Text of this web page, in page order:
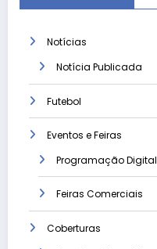
Notícias
Notícia Publicada
Futebol
Eventos e Feiras
Programação Digital
Feiras Comerciais
Coberturas